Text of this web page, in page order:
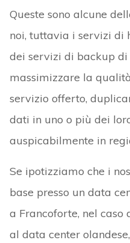
Queste sono alcune
noi, tuttavia i servizi di
dei servizi di backup
massimizzare la
servizio offerto,
dati in uno o più dei
auspicabilmente in
Se ipotizziamo che i
base presso un data
a Francoforte, nel
al data center